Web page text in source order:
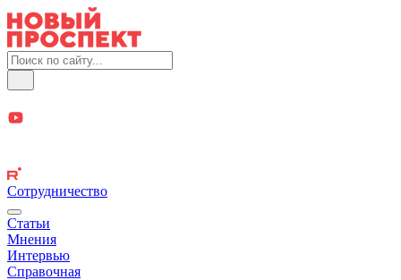
Сотрудничество
Статьи
Мнения
Интервью
Справочная